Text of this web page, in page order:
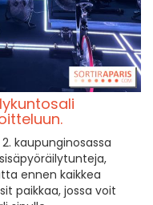
kaupunginosassa
ennen kaikkea
paikkaa, jossa voit